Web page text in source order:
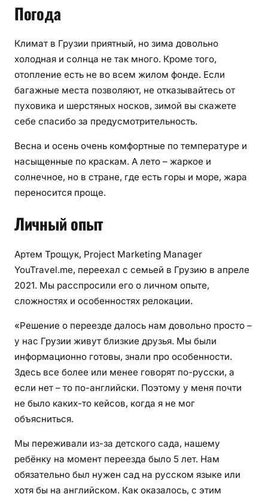
Погода
Климат в Грузии приятный, но зима довольно
холодная и солнца не так много. Кроме того,
отопление есть не во всем жилом фонде. Если
багажные места позволяют, не отказывайтесь от
пуховика и шерстяных носков, зимой вы скажете
себе спасибо за предусмотрительность.
Весна и осень очень комфортные по температуре и
насыщенные по краскам. А лето – жаркое и
солнечное, но в стране, где есть горы и море, жара
переносится проще.
Личный опыт
Артем Трощук, Project Marketing Manager
YouTravel.me, переехал с семьей в Грузию в апреле
2021. Мы расспросили его о личном опыте,
сложностях и особенностях релокации.
«Решение о переезде далось нам довольно просто –
у нас Грузии живут близкие друзья. Мы были
информационно готовы, знали про особенности.
Здесь все более или менее говорят по-русски, а
если нет – то по-английски. Поэтому у меня почти
не было каких-то кейсов, когда я не мог
объясниться.
Мы переживали из-за детского сада, нашему
ребёнку на момент переезда было 5 лет. Нам
обязательно был нужен сад на русском языке или
хотя бы на английском. Как оказалось, с этим